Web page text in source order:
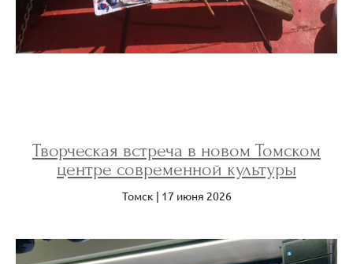
Творческая встреча в новом Томском
центре современной культуры
Томск | 17 июня 2026